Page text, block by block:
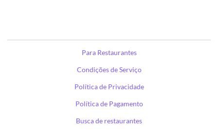
Para Restaurantes
Condições de Serviço
Política de Privacidade
Política de Pagamento
Busca de restaurantes